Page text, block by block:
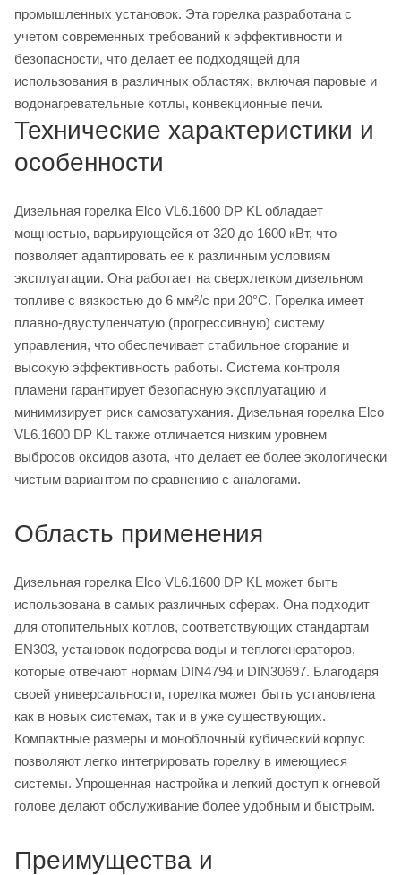
промышленных установок. Эта горелка разработана с
учетом современных требований к эффективности и
безопасности, что делает ее подходящей для
использования в различных областях, включая паровые и
водонагревательные котлы, конвекционные печи.
Технические характеристики и
особенности
Дизельная горелка Elco VL6.1600 DP KL обладает
мощностью, варьирующейся от 320 до 1600 кВт, что
позволяет адаптировать ее к различным условиям
эксплуатации. Она работает на сверхлегком дизельном
топливе с вязкостью до 6 мм²/с при 20°С. Горелка имеет
плавно-двуступенчатую (прогрессивную) систему
управления, что обеспечивает стабильное сгорание и
высокую эффективность работы. Система контроля
пламени гарантирует безопасную эксплуатацию и
минимизирует риск самозатухания. Дизельная горелка Elco
VL6.1600 DP KL также отличается низким уровнем
выбросов оксидов азота, что делает ее более экологически
чистым вариантом по сравнению с аналогами.
Область применения
Дизельная горелка Elco VL6.1600 DP KL может быть
использована в самых различных сферах. Она подходит
для отопительных котлов, соответствующих стандартам
EN303, установок подогрева воды и теплогенераторов,
которые отвечают нормам DIN4794 и DIN30697. Благодаря
своей универсальности, горелка может быть установлена
как в новых системах, так и в уже существующих.
Компактные размеры и моноблочный кубический корпус
позволяют легко интегрировать горелку в имеющиеся
системы. Упрощенная настройка и легкий доступ к огневой
голове делают обслуживание более удобным и быстрым.
Преимущества и